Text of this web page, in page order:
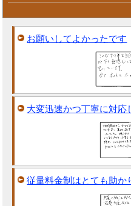
お願いしてよかったです
大変迅速かつ丁寧に対応
従量料金制はとても助か